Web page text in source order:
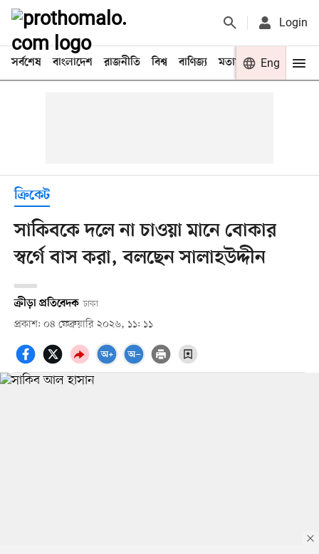
Login
সর্বশেষ বাংলাদেশ রাজনীতি বিশ্ব বাণিজ্য মতামত খেলা
Eng
ক্রিকেট
সাকিবকে দলে না চাওয়া মানে বোকার
স্বর্গে বাস করা, বলছেন সালাহউদ্দীন
ক্রীড়া প্রতিবেদক ঢাকা
প্রকাশ: ০৪ ফেব্রুয়ারি ২০২৬, ১১: ১১